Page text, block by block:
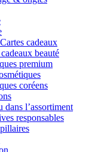
cadeaux
beauté
premium
coréens
dans l’assortiment
responsables